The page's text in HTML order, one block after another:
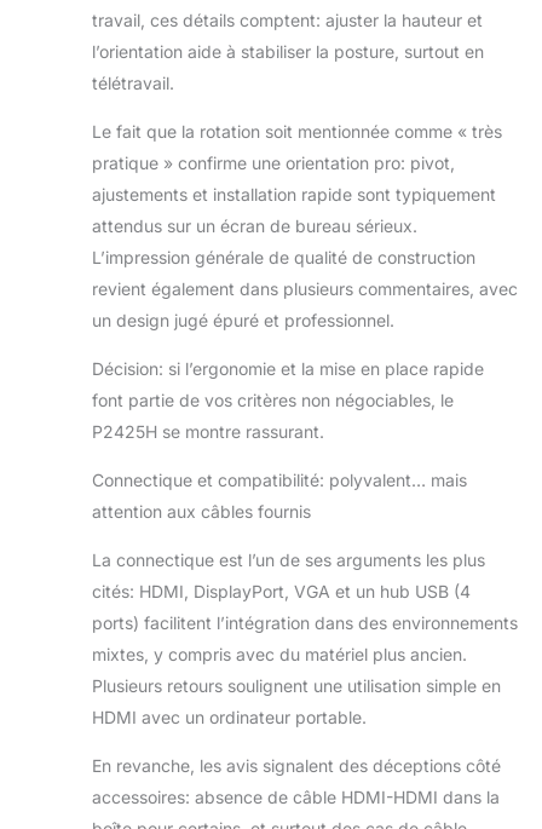
travail, ces détails comptent: ajuster la hauteur et
l’orientation aide à stabiliser la posture, surtout en
télétravail.
Le fait que la rotation soit mentionnée comme « très
pratique » confirme une orientation pro: pivot,
ajustements et installation rapide sont typiquement
attendus sur un écran de bureau sérieux.
L’impression générale de qualité de construction
revient également dans plusieurs commentaires, avec
un design jugé épuré et professionnel.
Décision: si l’ergonomie et la mise en place rapide
font partie de vos critères non négociables, le
P2425H se montre rassurant.
Connectique et compatibilité: polyvalent… mais
attention aux câbles fournis
La connectique est l’un de ses arguments les plus
cités: HDMI, DisplayPort, VGA et un hub USB (4
ports) facilitent l’intégration dans des environnements
mixtes, y compris avec du matériel plus ancien.
Plusieurs retours soulignent une utilisation simple en
HDMI avec un ordinateur portable.
En revanche, les avis signalent des déceptions côté
accessoires: absence de câble HDMI-HDMI dans la